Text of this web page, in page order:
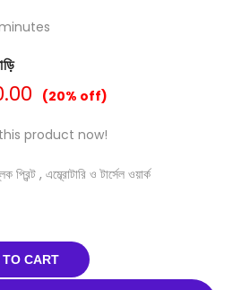
(20% off)
product now!
, এম্ব্রোটারি ও টার্সেল ওয়ার্ক
TO CART